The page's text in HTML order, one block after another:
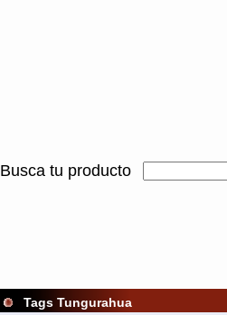
Busca tu producto
Tags Tungurahua